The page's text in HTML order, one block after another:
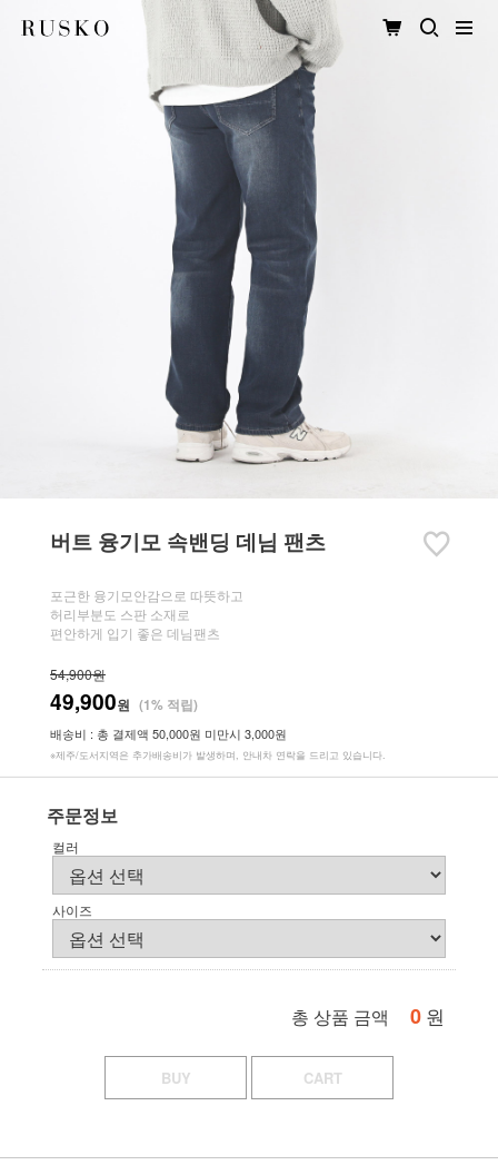
버트 융기모 속밴딩 데님 팬츠
포근한 융기모안감으로 따뜻하고
허리부분도 스판 소재로
편안하게 입기 좋은 데님팬츠
54,900원
49,900원 (1% 적립)
배송비 : 총 결제액 50,000원 미만시 3,000원
※제주/도서지역은 추가배송비가 발생하며, 안내차 연락을 드리고 있습니다.
주문정보
컬러
사이즈
총 상품 금액 0 원
BUY CART